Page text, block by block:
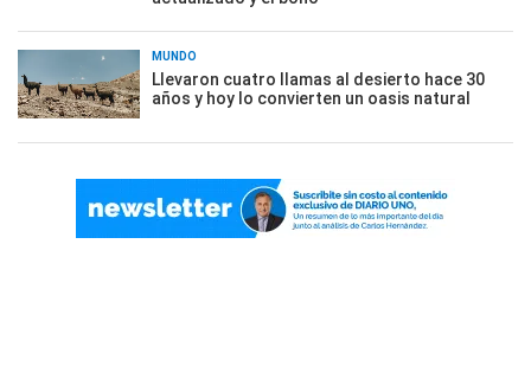
MUNDO
Llevaron cuatro llamas al desierto hace 30
años y hoy lo convierten un oasis natural